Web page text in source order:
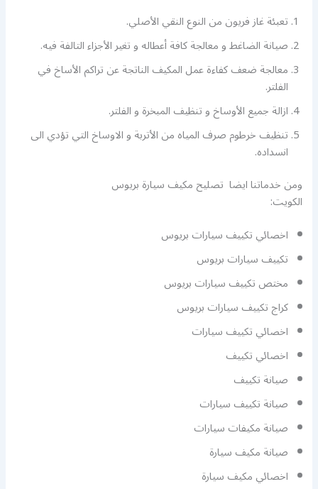
تعبئة غاز فريون من النوع النقي الأصلي.
صيانة الضاغط و معالجة كافة أعطاله و تغير الأجزاء التالفة فيه.
معالجة ضعف كفاءة عمل المكيف الناتجة عن تراكم الأساخ في
الفلتر.
ازالة جميع الأوساخ و تنظيف المبخرة و الفلتر.
تنظيف خرطوم صرف المياه من الأتربة و الاوساخ التي تؤدي الى
انسداده.
ومن خدماتنا ايضا تصليح مكيف سيارة بريوس
الكويت:
اخصائي تكييف سيارات بريوس
تكييف سيارات بريوس
مختص تكييف سيارات بريوس
كراج تكييف سيارات بريوس
اخصائي تكييف سيارات
اخصائي تكييف
صيانة تكييف
صيانة تكييف سيارات
صيانة مكيفات سيارات
صيانة مكيف سيارة
اخصائي مكيف سيارة